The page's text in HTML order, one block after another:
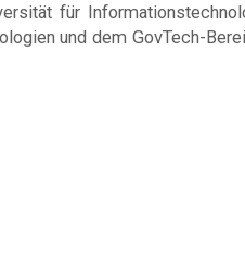
für
und dem GovTech-